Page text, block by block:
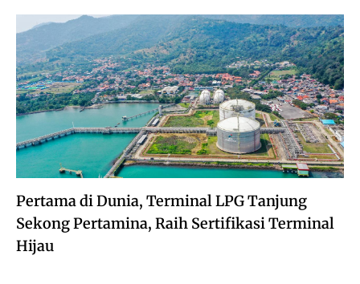
Pertama di Dunia, Terminal LPG Tanjung
Sekong Pertamina, Raih Sertifikasi Terminal
Hijau